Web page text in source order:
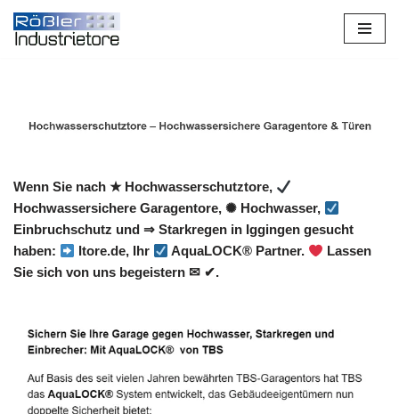
Zum
Wenn Sie nach ★ Hochwasserschutztore,
Hochwassersichere Garagentore, ✺ Hochwasser,
Einbruchschutz und ⇒ Starkregen in Iggingen gesucht
haben:
Itore.de, Ihr AquaLOCK® Partner.
Lassen
Sie sich von uns begeistern ✉ ✔.